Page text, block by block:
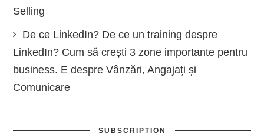
Selling
De ce LinkedIn? De ce un training despre
LinkedIn? Cum să crești 3 zone importante pentru
business. E despre Vânzări, Angajați și
Comunicare
SUBSCRIPTION